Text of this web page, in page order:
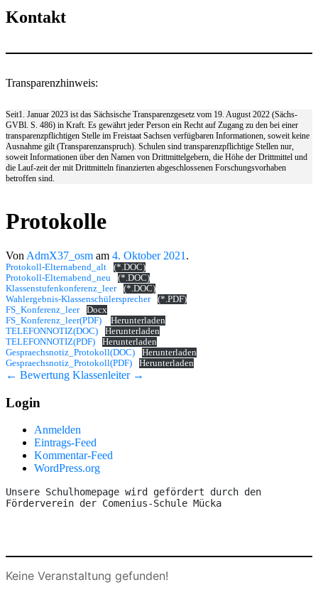
Kontakt
Transparenzhinweis:
Seit1. Januar 2023 ist das Sächsische Transparenzgesetz vom 19. August 2022 (Sächs-
GVBl. S. 486) in Kraft. Es gewährt jeder Person ein Recht auf Zugang zu den bei einer
transparenzpflichtigen Stelle im Freistaat Sachsen verfügbaren Informationen, soweit keine
Ausnahme gilt (Transparenzanspruch). Schulen sind transparenzpflichtige Stellen nur,
soweit Informationen über den Namen von Drittmittelgebern, die Höhe der Drittmittel und
die Lauf-zeit der mit Drittmitteln finanzierten abgeschlossenen Forschungsvorhaben
betroffen sind.
Protokolle
Von AdmX37_osm am 4. Oktober 2021 .
Protokoll-Elternabend_alt
(*.DOC)
Protokoll-Elternabend_neu
(*.DOC)
Klassenstufenkonferenz_leer
(*.DOC)
Wahlergebnis-Klassenschülersprecher
(*.PDF)
FS_Konferenz_leer
Docx
FS_Konferenz_leer(PDF)
Herunterladen
TELEFONNOTIZ(DOC)
Herunterladen
TELEFONNOTIZ(PDF)
Herunterladen
Gespraechsnotiz_Protokoll(DOC)
Herunterladen
Gespraechsnotiz_Protokoll(PDF)
Herunterladen
← Bewertung Klassenleiter →
Login
Anmelden
Eintrags-Feed
Kommentar-Feed
WordPress.org
Unsere Schulhomepage wird gefördert durch den
Förderverein der Comenius-Schule Mücka
Keine Veranstaltung gefunden!